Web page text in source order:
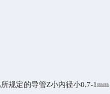
规定的导管Z小内径小0.7-1mm